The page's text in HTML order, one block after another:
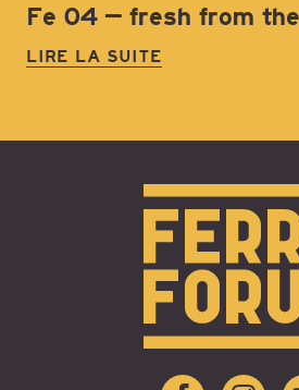
Fe 04 – fresh from
LIRE LA SUITE